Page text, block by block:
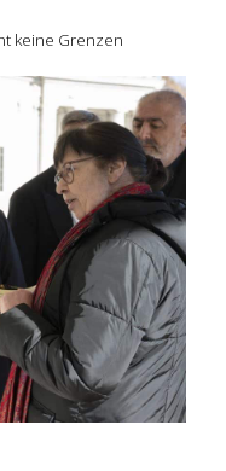
keine Grenzen